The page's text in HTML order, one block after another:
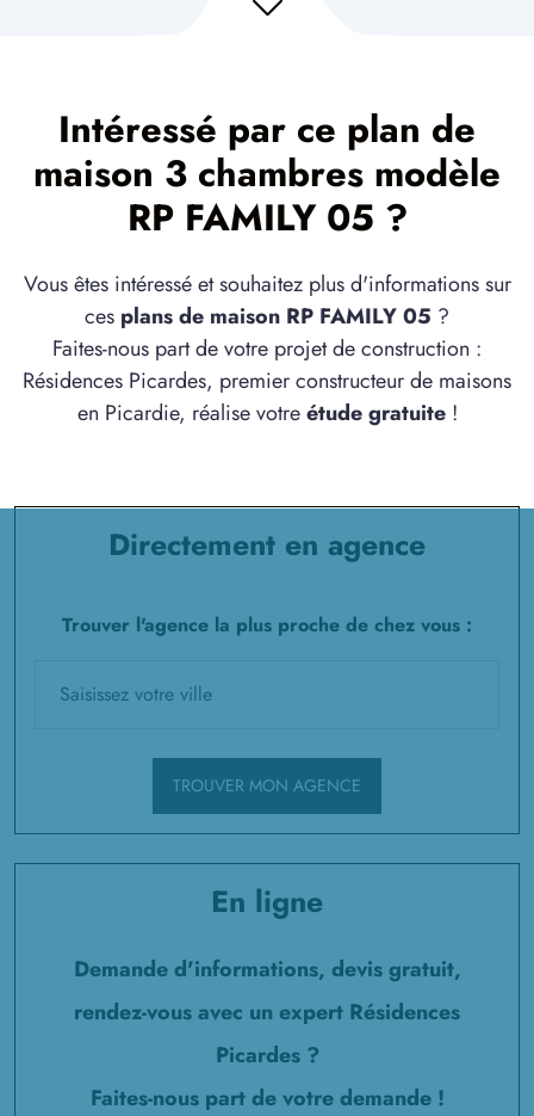
Intéressé par ce plan de
maison 3 chambres modèle
RP FAMILY 05 ?
Vous êtes intéressé et souhaitez plus d'informations sur
ces plans de maison RP FAMILY 05 ?
Faites-nous part de votre projet de construction :
Résidences Picardes, premier constructeur de maisons
en Picardie, réalise votreétude gratuite!
Directement en agence
Trouver l'agence la plus proche de chez vous :
TROUVER MON AGENCE
En ligne
Demande d'informations, devis gratuit,
rendez-vous avec un expert Résidences
Picardes ?
Faites-nous part de votre demande !